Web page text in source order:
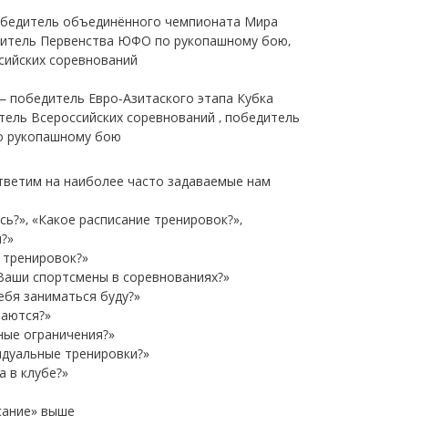
объединённого чемпионата Мира
Первенства ЮФО по рукопашному бою,
соревнований
Евро-Азитаского этапа Кубка
Всероссийских соревнований , победитель
рукопашному бою
на наиболее часто задаваемые нам
«Какое расписание тренировок?»,
спортсмены в соревнованиях?»
заниматься буду?»
ограничения?»
тренировки?»
в клубе?»
выше